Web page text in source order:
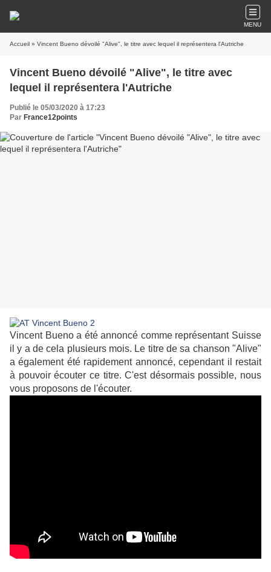
MENU
Accueil » Vincent Bueno dévoilé "Alive", le titre avec lequel il représentera l'Autriche
Vincent Bueno dévoilé "Alive", le titre avec
lequel il représentera l'Autriche
Publié le 05/03/2020 à 17:23
Par France12points
Vincent Bueno a été annoncé comme représentant Suisse
il y a de cela plusieurs mois. Le titre de sa chanson "Alive"
a également été rapidement annoncé, cependant il restait
à pouvoir écouter ce titre. C'est désormais possible, nous
vous proposons de l'écouter.